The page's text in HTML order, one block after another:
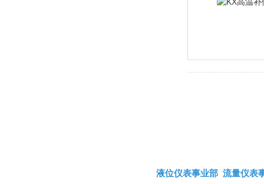
液位仪表事业部 流量仪表